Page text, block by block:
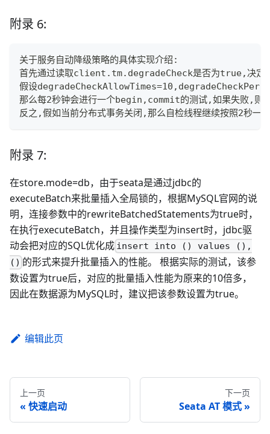
附录 6:
关于服务自动降级策略的具体实现介绍:
首先通过读取client.tm.degradeCheck是否为true,决定
假设
那么每2秒钟会进行一个begin,commit的测试,如果失败,则
反之,假如当前分布式事务关闭,那么自检线程继续按照2秒一
附录 7:
在store.mode=db，由于seata是通过jdbc的
executeBatch来批量插入全局锁的，根据MySQL官网的说
明，连接参数中的rewriteBatchedStatements为true时，
在执行executeBatch，并且操作类型为insert时，jdbc驱
动会把对应的SQL优化成 insert into () values (),
() 的形式来提升批量插入的性能。 根据实际的测试，该参
数设置为true后，对应的批量插入性能为原来的10倍多，
因此在数据源为MySQL时，建议把该参数设置为true。
编辑此页
上一页
快速启动
下一页
Seata AT 模式